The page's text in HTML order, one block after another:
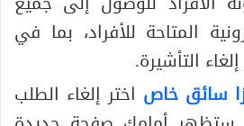
المتاحة للأفراد، بما في
التأشيرة.
سائق خاص اختر إلغاء الطلب